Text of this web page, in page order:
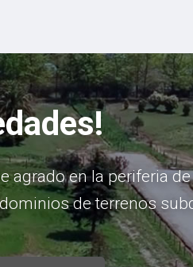
agrado en la periferia
de terrenos